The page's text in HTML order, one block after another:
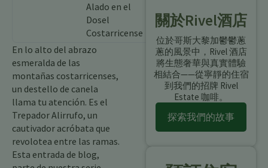
Alado en el
Dosel
Costarricense
En lo alto del abrazo
esmeralda de las
montañas costarricenses,
un destello de canela
llama tu atención. Es el
Trepador Alirrufo, un
cautivador acróbata que
revolotea entre las ramas.
Esta entrada de blog,
關於Rivel酒店
位於哥斯大黎加鬱鬱蔥
蔥的風景中，Rivel 酒店
將生態奢華與真實體驗
相結合——從寧靜的住宿
到我們的招牌 Rivel
Estate 咖啡。
探索我們的故事